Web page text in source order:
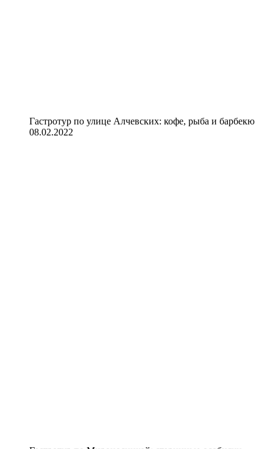
Гастротур по улице Алчевских: кофе, рыба и барбекю
08.02.2022